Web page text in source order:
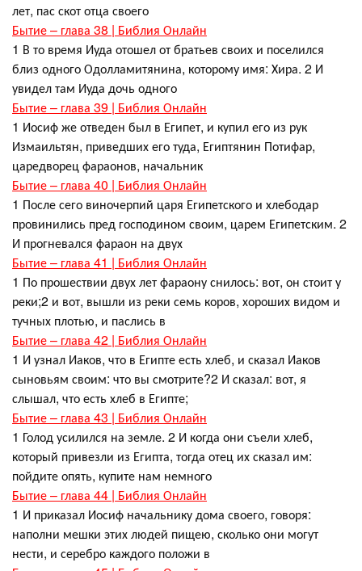
лет, пас скот отца своего
Бытие – глава 38 | Библия Онлайн
1 В то время Иуда отошел от братьев своих и поселился
близ одного Одолламитянина, которому имя: Хира. 2 И
увидел там Иуда дочь одного
Бытие – глава 39 | Библия Онлайн
1 Иосиф же отведен был в Египет, и купил его из рук
Измаильтян, приведших его туда, Египтянин Потифар,
царедворец фараонов, начальник
Бытие – глава 40 | Библия Онлайн
1 После сего виночерпий царя Египетского и хлебодар
провинились пред господином своим, царем Египетским. 2
И прогневался фараон на двух
Бытие – глава 41 | Библия Онлайн
1 По прошествии двух лет фараону снилось: вот, он стоит у
реки;2 и вот, вышли из реки семь коров, хороших видом и
тучных плотью, и паслись в
Бытие – глава 42 | Библия Онлайн
1 И узнал Иаков, что в Египте есть хлеб, и сказал Иаков
сыновьям своим: что вы смотрите?2 И сказал: вот, я
слышал, что есть хлеб в Египте;
Бытие – глава 43 | Библия Онлайн
1 Голод усилился на земле. 2 И когда они съели хлеб,
который привезли из Египта, тогда отец их сказал им:
пойдите опять, купите нам немного
Бытие – глава 44 | Библия Онлайн
1 И приказал Иосиф начальнику дома своего, говоря:
наполни мешки этих людей пищею, сколько они могут
нести, и серебро каждого положи в